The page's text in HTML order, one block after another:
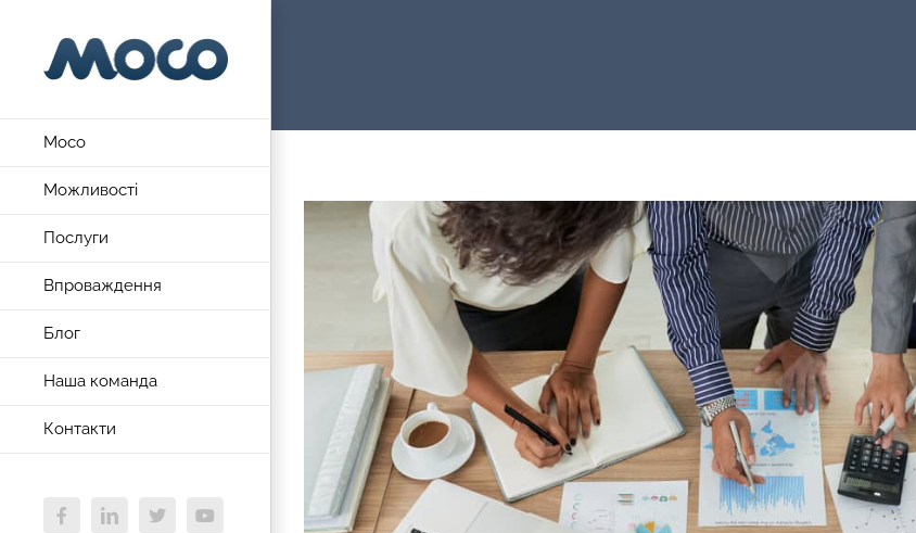
content
Moco
Можливості
Послуги
Впроваждення
Блог
Наша команда
Контакти
FacebookLinkedIn
X YouTube
View